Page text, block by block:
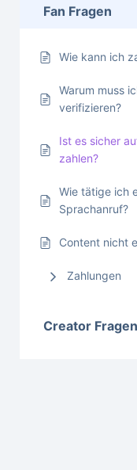
Fan Fragen
Wie kann ich
Warum muss
verifizieren?
Ist es sicher
zahlen?
Wie tätige ich
Sprachanruf?
Content nicht
Zahlungen
Creator Fragen